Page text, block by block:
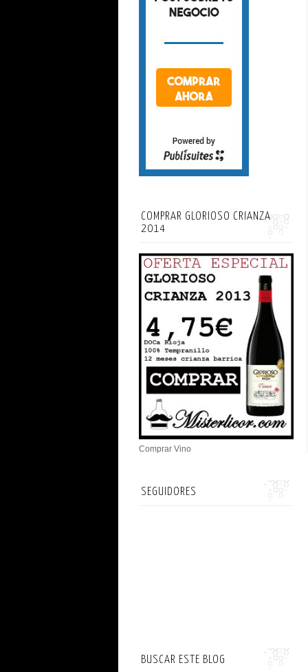
COMPRAR GLORIOSO CRIANZA
2014
Comprar Vino
SEGUIDORES
BUSCAR ESTE BLOG